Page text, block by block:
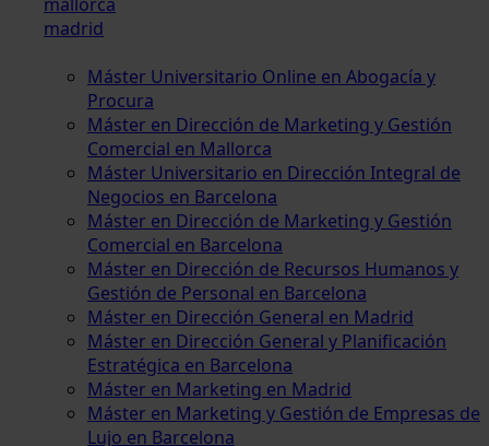
madrid
Máster Universitario Online en Abogacía y
Procura
Máster en Dirección de Marketing y Gestión
Comercial en Mallorca
Máster Universitario en Dirección Integral de
Negocios en Barcelona
Máster en Dirección de Marketing y Gestión
Comercial en Barcelona
Máster en Dirección de Recursos Humanos y
Gestión de Personal en Barcelona
Máster en Dirección General en Madrid
Máster en Dirección General y Planificación
Estratégica en Barcelona
Máster en Marketing en Madrid
Máster en Marketing y Gestión de Empresas de
Lujo en Barcelona